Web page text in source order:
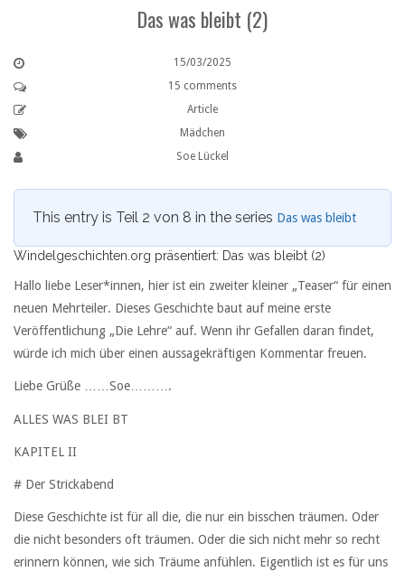
Das was bleibt (2)
15/03/2025
15 comments
Article
Mädchen
Soe Lückel
This entry is Teil 2 von 8 in the series Das was bleibt
Windelgeschichten.org präsentiert: Das was bleibt (2)
Hallo liebe Leser*innen, hier ist ein zweiter kleiner „Teaser“ für einen
neuen Mehrteiler. Dieses Geschichte baut auf meine erste
Veröffentlichung „Die Lehre“ auf. Wenn ihr Gefallen daran findet,
würde ich mich über einen aussagekräftigen Kommentar freuen.
Liebe Grüße ……Soe……….
ALLES WAS BLEI BT
KAPITEL II
# Der Strickabend
Diese Geschichte ist für all die, die nur ein bisschen träumen. Oder
die nicht besonders oft träumen. Oder die sich nicht mehr so recht
erinnern können, wie sich Träume anfühlen. Eigentlich ist es für uns